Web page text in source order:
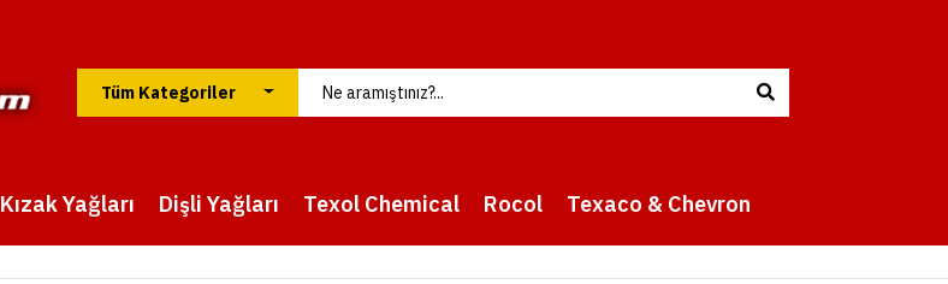
Kızak Yağları Dişli Yağları Texol Chemical Rocol Texaco & Chevron